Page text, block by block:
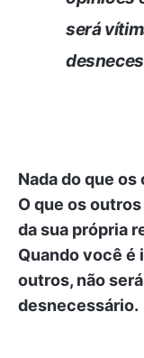
será
Nada do que
O que os
da sua própria
Quando você é
outros, não
desnecessário.